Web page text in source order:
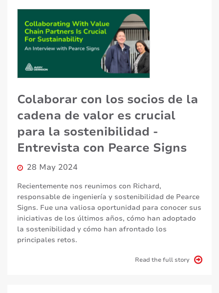
Colaborar con los socios de la
cadena de valor es crucial
para la sostenibilidad -
Entrevista con Pearce Signs
28 May 2024
Recientemente nos reunimos con Richard,
responsable de ingeniería y sostenibilidad de Pearce
Signs. Fue una valiosa oportunidad para conocer sus
iniciativas de los últimos años, cómo han adoptado
la sostenibilidad y cómo han afrontado los
principales retos.
Read the full story